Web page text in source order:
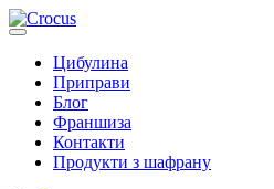
Цибулина
Приправи
Блог
Франшиза
Контакти
Продукти з шафрану